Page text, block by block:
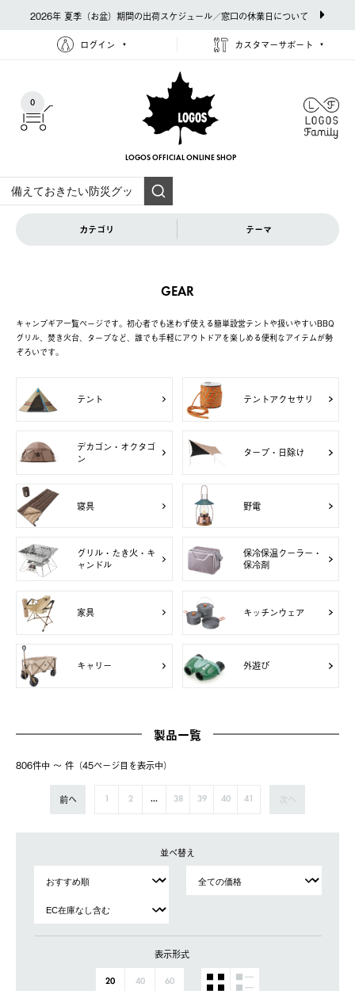
2026年 夏季（お盆）期間の出荷スケジュール／窓口の休業日について
ログイン カスタマーサポート
0
LOGOS OFFICIAL ONLINE SHOP
カテゴリ テーマ
GEAR
キャンプギア一覧ページです。初心者でも迷わず使える簡単設営テントや扱いやすいBBQ
グリル、焚き火台、タープなど、誰でも手軽にアウトドアを楽しめる便利なアイテムが勢
ぞろいです。
テント テントアクセサリ
デカゴン・オクタゴ
ン
タープ・日除け
寝具 野電
グリル・たき火・キ
ャンドル
保冷保温クーラー・
保冷剤
家具 キッチンウェア
キャリー 外遊び
製品一覧
806件中 〜 件（45ページ⽬を表⽰中）
前へ 2 ... 38 39 40 41 次へ
並べ替え
表示形式
20 40 60